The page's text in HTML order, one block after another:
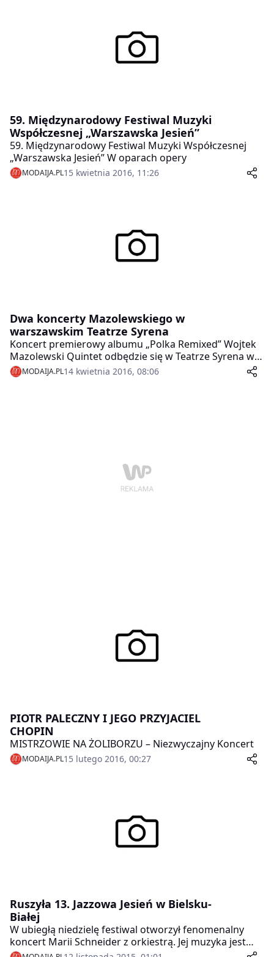
59. Międzynarodowy Festiwal Muzyki
Współczesnej „Warszawska Jesień”
59. Międzynarodowy Festiwal Muzyki Współczesnej
„Warszawska Jesień” W oparach opery
MODAIJA.PL15 kwietnia 2016, 11:26
Dwa koncerty Mazolewskiego w
warszawskim Teatrze Syrena
Koncert premierowy albumu „Polka Remixed” Wojtek
Mazolewski Quintet odbędzie się w Teatrze Syrena w
ramach cyklu Syrena Music 16 kwietnia 2016 o godz.
18.00. Dzień wcześniej, 15 kwietnia na tej samej scenie,
MODAIJA.PL14 kwietnia 2016, 08:06
PIOTR PALECZNY I JEGO PRZYJACIEL
CHOPIN
MISTRZOWIE NA ŻOLIBORZU – Niezwyczajny Koncert
MODAIJA.PL15 lutego 2016, 00:27
Ruszyła 13. Jazzowa Jesień w Bielsku-
Białej
W ubiegłą niedzielę festiwal otworzył fenomenalny
koncert Marii Schneider z orkiestrą. Jej muzyka jest
określana jako poruszająca, majestatyczna, magiczna,